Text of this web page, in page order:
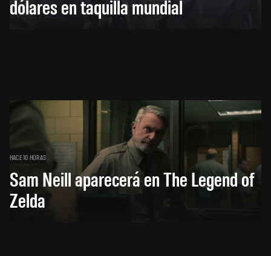
dólares en taquilla mundial
HACE 10 HORAS
Sam Neill aparecerá en The Legend of
Zelda